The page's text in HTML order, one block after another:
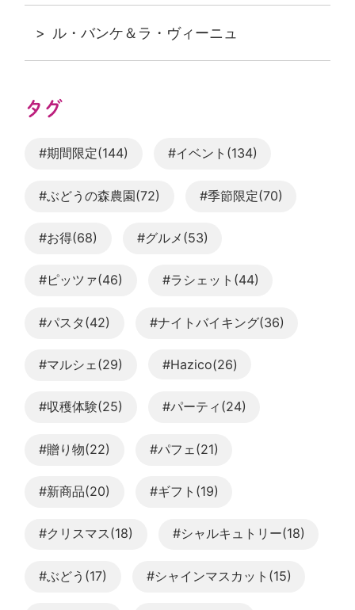
ル・バンケ＆ラ・ヴィーニュ
タグ
#期間限定(144) #イベント(134)
#ぶどうの森農園(72) #季節限定(70)
#お得(68) #グルメ(53)
#ピッツァ(46) #ラシェット(44)
#パスタ(42) #ナイトバイキング(36)
#マルシェ(29) #Hazico(26)
#収穫体験(25) #パーティ(24)
#贈り物(22) #パフェ(21)
#新商品(20) #ギフト(19)
#クリスマス(18) #シャルキュトリー(18)
#ぶどう(17) #シャインマスカット(15)